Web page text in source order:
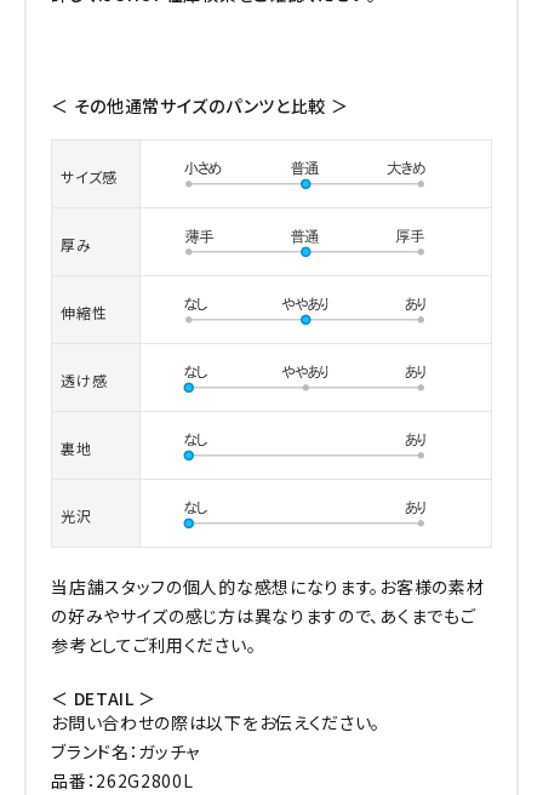
＜ その他通常サイズのパンツと比較 ＞
サイズ感
厚み
伸縮性
透け感
裏地
光沢
当店舗スタッフの個人的な感想になります。お客様の素材
の好みやサイズの感じ方は異なりますので、あくまでもご
参考としてご利用ください。
＜ DETAIL ＞
お問い合わせの際は以下をお伝えください。
ブランド名：ガッチャ
品番：262G2800L